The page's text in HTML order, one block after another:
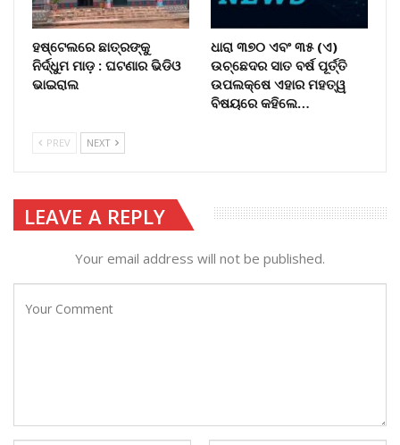
ହଷ୍ଟେଲରେ ଛାତ୍ରଙ୍କୁ
ନିର୍ଦ୍ଧୁମ ମାଡ଼ : ଘଟଣାର ଭିଡିଓ
ଭାଇରାଲ
ଧାରା ୩୭୦ ଏବଂ ୩୫ (ଏ)
ଉଚ୍ଛେଦର ସାତ ବର୍ଷ ପୂର୍ତ୍ତି
ଉପଲକ୍ଷେ ଏହାର ମହତ୍ୱ
ବିଷୟରେ କହିଲେ…
PREV NEXT
LEAVE A REPLY
Your email address will not be published.